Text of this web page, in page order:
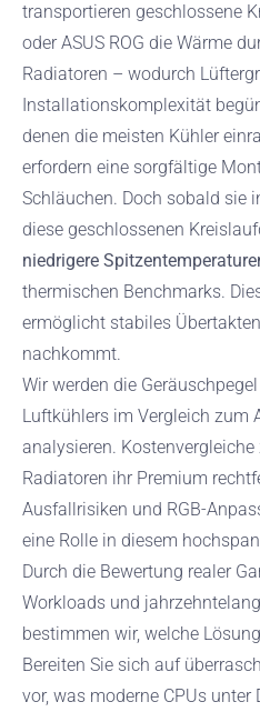
transportieren geschlossene
oder ASUS ROG die Wärme
Radiatoren – wodurch
Installationskomplexität
denen die meisten Kühler
erfordern eine sorgfältige
Schläuchen. Doch sobald sie
diese geschlossenen
niedrigere
thermischen Benchmarks.
ermöglicht stabiles
nachkommt.
Wir werden die
Luftkühlers im Vergleich zum
analysieren. Kostenvergleiche
Radiatoren ihr Premium
Ausfallrisiken und RGB-
eine Rolle in diesem
Durch die Bewertung realer
Workloads und
bestimmen wir, welche
Bereiten Sie sich auf
vor, was moderne CPUs